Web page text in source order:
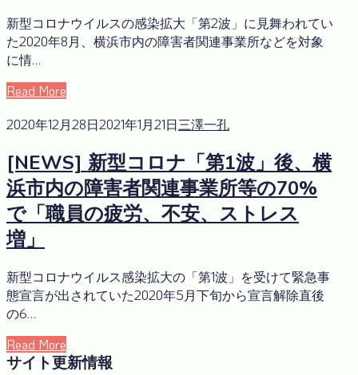
新型コロナウイルスの感染拡大「第2波」に見舞われてい
た2020年8月、横浜市内の障害者関連事業所などを対象
に情…
Read More
2020年12月28日2021年1月21日三澤一孔
[NEWS] 新型コロナ「第1波」後、横
浜市内の障害者関連事業所等の70%
で「職員の疲労、不安、ストレス
増」
新型コロナウイルス感染拡大の「第1波」を受けて緊急事
態宣言が出されていた2020年5月下旬から宣言解除直後
の6…
Read More
サイト更新情報